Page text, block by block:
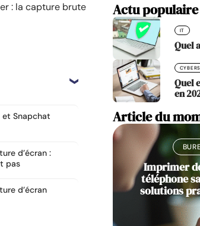
: la capture brute
Snapchat
d’écran :
pas
d’écran
Actu populaire
IT
Quel
Quel
en
Article du
Imprimer
téléphone
solutions